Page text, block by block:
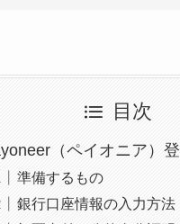
目次
（ペイオニア）
準備するもの
銀行口座情報の入力方法